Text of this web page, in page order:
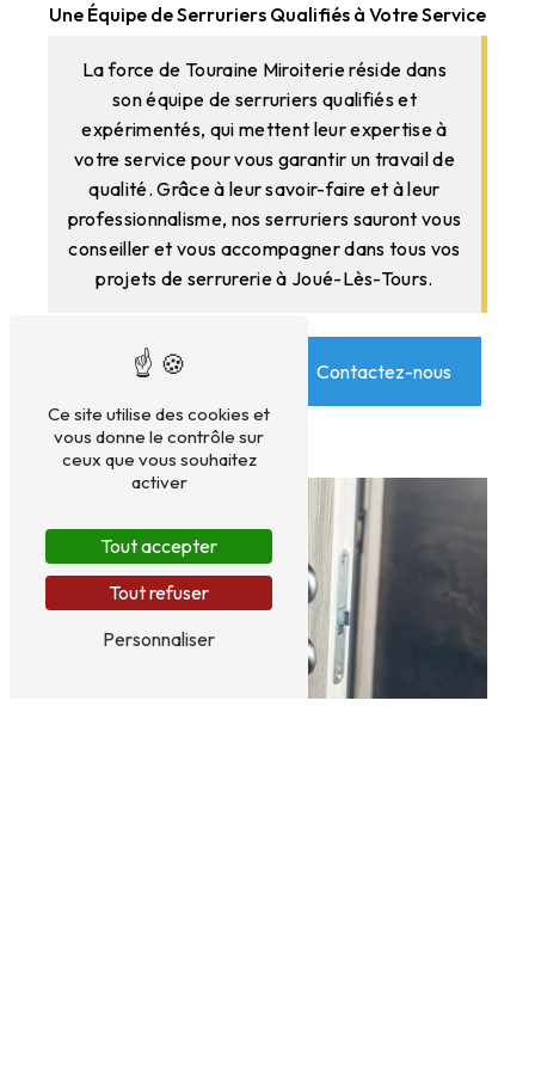
Une Équipe de Serruriers Qualifiés à Votre Service
La force de Touraine Miroiterie réside dans
son équipe de serruriers qualifiés et
expérimentés, qui mettent leur expertise à
votre service pour vous garantir un travail de
qualité. Grâce à leur savoir-faire et à leur
professionnalisme, nos serruriers sauront vous
conseiller et vous accompagner dans tous vos
projets de serrurerie à Joué-Lès-Tours.
En savoir plus Contactez-nous
Ce site utilise des cookies et
vous donne le contrôle sur
ceux que vous souhaitez
activer
Tout accepter
Tout refuser
Personnaliser